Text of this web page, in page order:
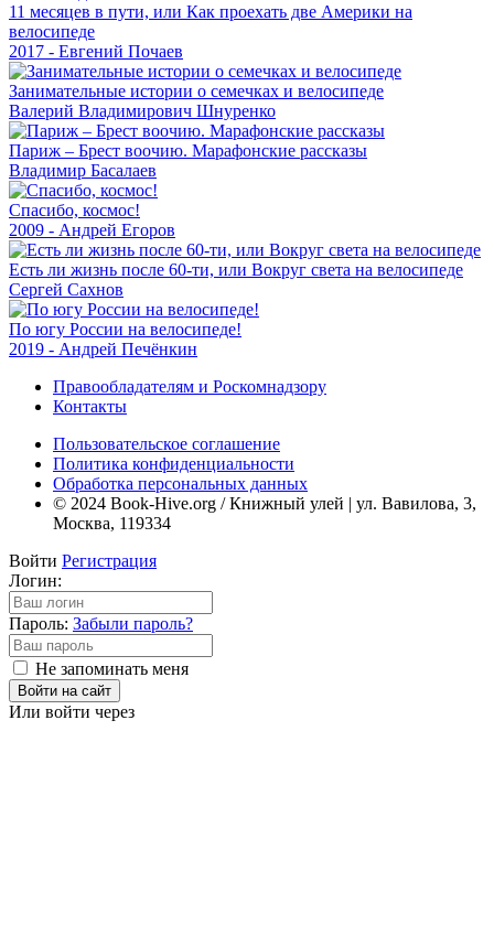
11 месяцев в пути, или Как проехать две Америки на
велосипеде
2017 - Евгений Почаев
Занимательные истории о семечках и велосипеде
Валерий Владимирович Шнуренко
Париж – Брест воочию. Марафонские рассказы
Владимир Басалаев
Спасибо, космос!
2009 - Андрей Егоров
Есть ли жизнь после 60-ти, или Вокруг света на велосипеде
Сергей Сахнов
По югу России на велосипеде!
2019 - Андрей Печёнкин
Правообладателям и Роскомнадзору
Контакты
Пользовательское соглашение
Политика конфиденциальности
Обработка персональных данных
© 2024 Book-Hive.org / Книжный улей | ул. Вавилова, 3,
Москва, 119334
Войти Регистрация
Логин:
Пароль: Забыли пароль?
Не запоминать меня
Войти на сайт
Или войти через